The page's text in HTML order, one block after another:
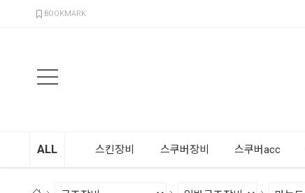
BOOKMARK
ALL 스킨장비 스쿠버장비 스쿠버acc